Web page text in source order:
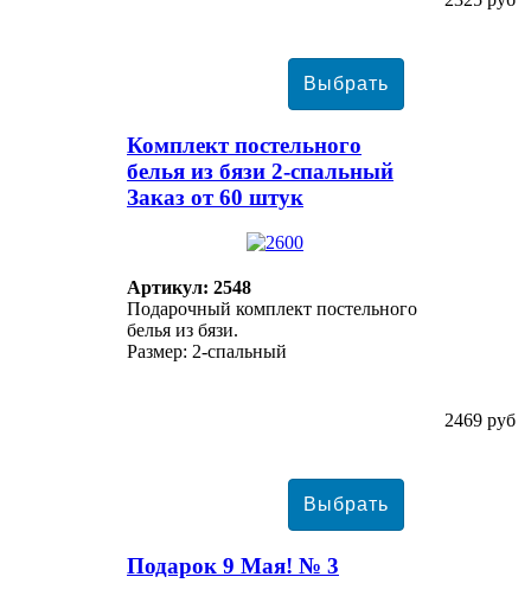
Комплект постельного
белья из бязи 2-спальный
Заказ от 60 штук
Артикул: 2548
Подарочный комплект постельного
белья из бязи.
Размер: 2-спальный
2469 руб
Подарок 9 Мая! № 3